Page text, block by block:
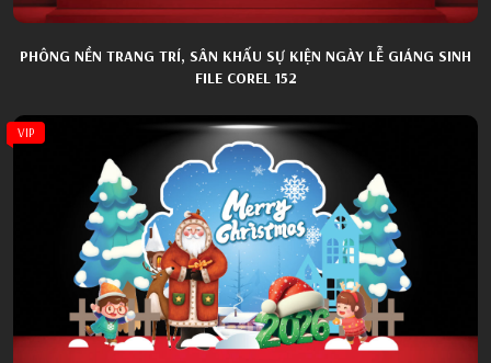
PHÔNG NỀN TRANG TRÍ, SÂN KHẤU SỰ KIỆN NGÀY LỄ GIÁNG SINH
FILE COREL 152
VIP